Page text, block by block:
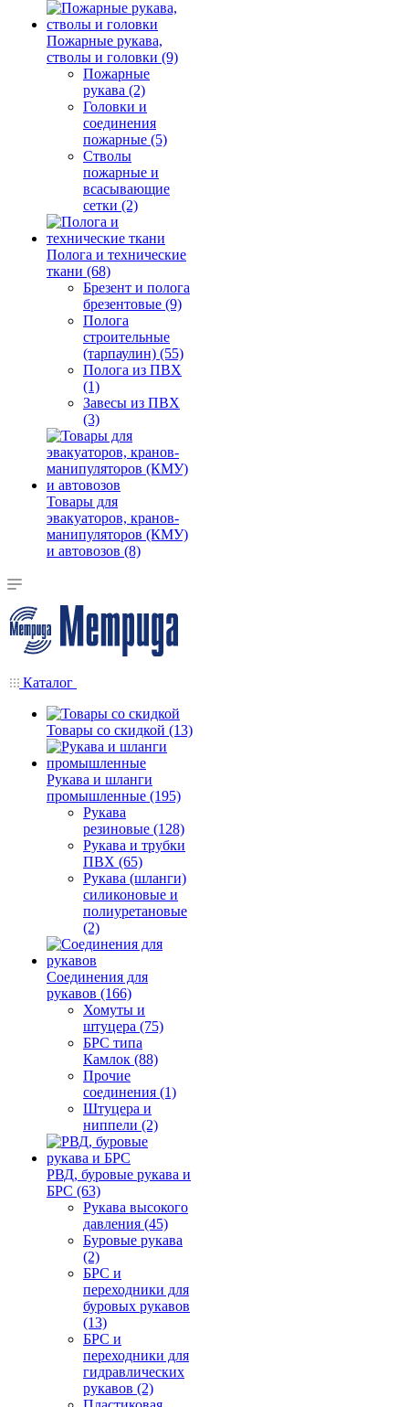
Пожарные рукава,
стволы и головки (9)
Пожарные
рукава (2)
Головки и
соединения
пожарные (5)
Стволы
пожарные и
всасывающие
сетки (2)
Полога и технические
ткани (68)
Брезент и полога
брезентовые (9)
Полога
строительные
(тарпаулин) (55)
Полога из ПВХ
(1)
Завесы из ПВХ
(3)
Товары для
эвакуаторов, кранов-
манипуляторов (КМУ)
и автовозов (8)
Каталог
Товары со скидкой (13)
Рукава и шланги
промышленные (195)
Рукава
резиновые (128)
Рукава и трубки
ПВХ (65)
Рукава (шланги)
силиконовые и
полиуретановые
(2)
Соединения для
рукавов (166)
Хомуты и
штуцера (75)
БРС типа
Камлок (88)
Прочие
соединения (1)
Штуцера и
ниппели (2)
РВД, буровые рукава и
БРС (63)
Рукава высокого
давления (45)
Буровые рукава
(2)
БРС и
переходники для
буровых рукавов
(13)
БРС и
переходники для
гидравлических
рукавов (2)